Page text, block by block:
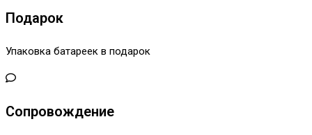
Подарок
Упаковка батареек в подарок
Сопровождение